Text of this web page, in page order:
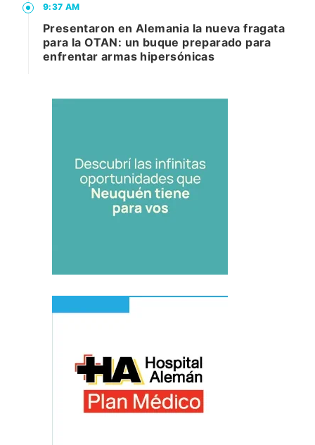
9:37 AM
Presentaron en Alemania la nueva fragata
para la OTAN: un buque preparado para
enfrentar armas hipersónicas